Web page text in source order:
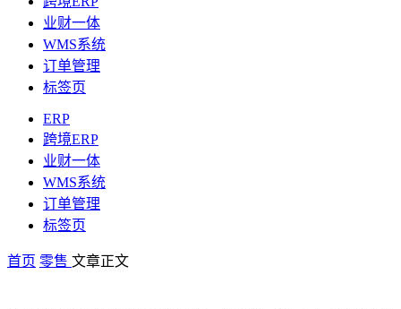
业财一体
WMS系统
订单管理
标签页
ERP
跨境ERP
业财一体
WMS系统
订单管理
标签页
首页 零售 文章正文